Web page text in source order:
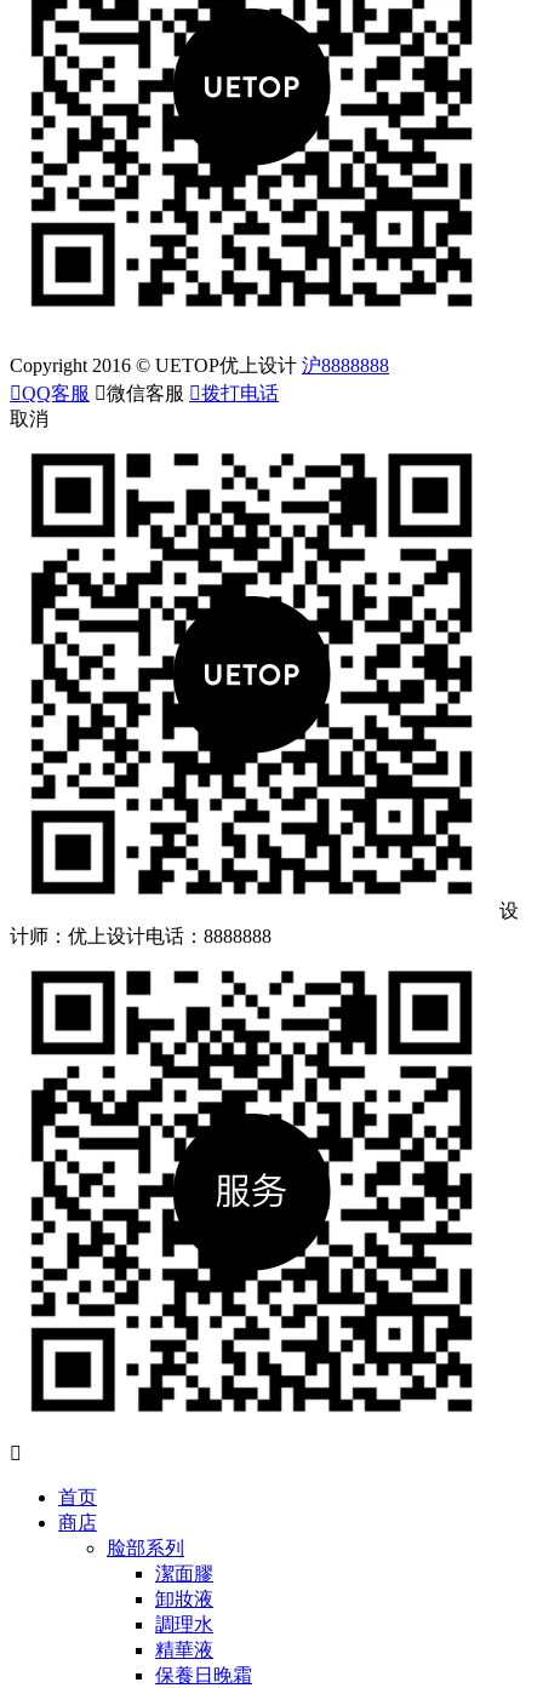
Copyright 2016 © UETOP优上设计 沪8888888
QQ客服 微信客服 拨打电话
取消
设
计师：优上设计电话：8888888

首页
商店
脸部系列
潔面膠
卸妝液
調理水
精華液
保養日晚霜